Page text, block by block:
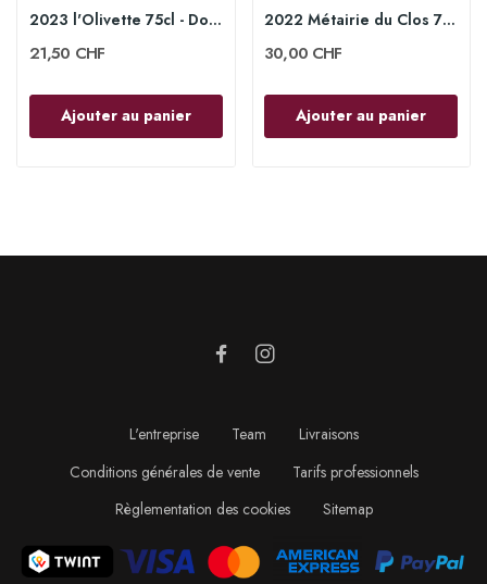
2023 l'Olivette 75cl - Domaine Clos Marie
21,50 CHF
Ajouter au panier
2022 Métairie du Clos 75cl - Domaine Clos Marie
30,00 CHF
Ajouter au panier
L'entreprise Team
Livraisons
Conditions générales de vente
Tarifs professionnels
Règlementation des cookies
Sitemap